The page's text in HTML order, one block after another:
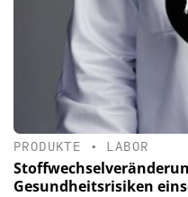
PRODUKTE • LABOR
Gesundheitsrisiken